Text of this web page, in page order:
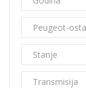
Peugeot-
Stanje
Transmisija